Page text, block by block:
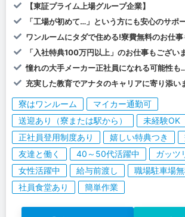
【東証プライム上場グループ企業】
「工場が初めて…」という方にも安心のサポ
ワンルームにタダで住める!寮費無料のお仕事
「入社特典100万円以上」のお仕事もござい
憧れの大手メーカー正社員になれる可能性も
充実した教育でアナタのキャリアに寄り添い
寮はワンルーム
マイカー通勤可
送迎あり（寮または駅から）
未経験OK
正社員登用制度あり
嬉しい特典つき
友達と働く
40～50代活躍中
ガッツ
女性活躍中
給与前渡し
職場駐車場
社員食堂あり
簡単作業